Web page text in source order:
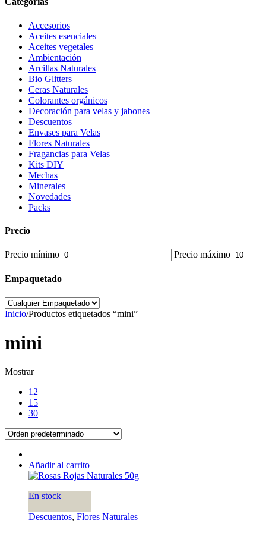
Accesorios
Aceites esenciales
Aceites vegetales
Ambientación
Arcillas Naturales
Bio Glitters
Ceras Naturales
Colorantes orgánicos
Decoración para velas y jabones
Descuentos
Envases para Velas
Flores Naturales
Fragancias para Velas
Kits DIY
Mechas
Minerales
Novedades
Packs
Precio
Precio mínimo Precio máximo
Empaquetado
Inicio/Productos etiquetados “mini”
mini
Mostrar
12
15
30
Añadir al carrito
En stock
Descuentos, Flores Naturales